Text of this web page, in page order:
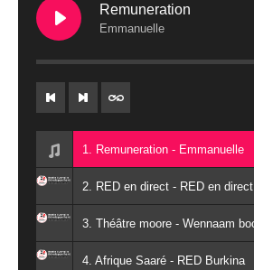
Remuneration
Emmanuelle
1. Remuneration - Emmanuelle
2. RED en direct - RED en direct
4. Afrique Saaré - RED Burkina